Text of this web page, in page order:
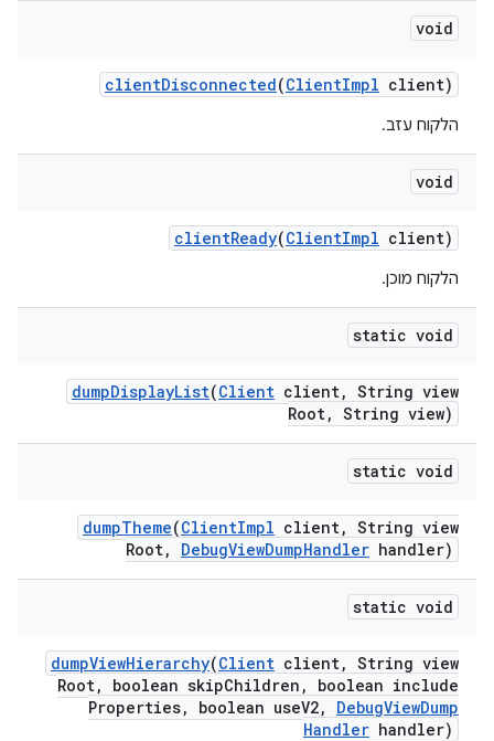
void
clientDisconnected(ClientImpl client)
הלקוח עזב.
void
clientReady(ClientImpl client)
הלקוח מוכן.
static void
dumpDisplayList(Client client, String view
Root, String view)
static void
dumpTheme(ClientImpl client, String view
Root, DebugViewDumpHandler handler)
static void
dumpViewHierarchy(Client client, String view
Root, boolean skipChildren ,
boolean include
Properties, boolean useV2, DebugViewDump
Handler handler)